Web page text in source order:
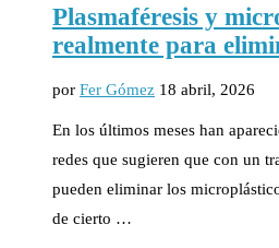
Plasmaféresis y
realmente para
por Fer Gómez 18 abril, 2026
En los últimos meses han
redes que sugieren que con un
pueden eliminar los
de cierto …